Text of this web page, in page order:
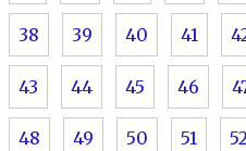
38 39 40 41
43 44 45 46
48 49 50 51